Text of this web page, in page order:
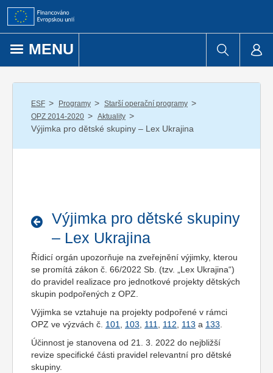
Přejít k obsahu
MENU
ESF / Programy / Starší operační programy /
OPZ 2014-2020 / Aktuality /
Výjimka pro dětské skupiny – Lex Ukrajina
Výjimka pro dětské skupiny
– Lex Ukrajina
Řídicí orgán upozorňuje na zveřejnění výjimky, kterou
se promítá zákon č. 66/2022 Sb. (tzv. „Lex Ukrajina“)
do pravidel realizace pro jednotkové projekty dětských
skupin podpořených z OPZ.
Výjimka se vztahuje na projekty podpořené v rámci
OPZ ve výzvách č. 101 103 111 112 113 a 133
Účinnost je stanovena od 21. 3. 2022 do nejbližší
revize specifické části pravidel relevantní pro dětské
skupiny.